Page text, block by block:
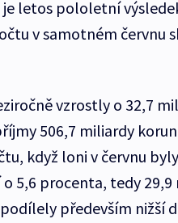
letos pololetní
v samotném červnu
vzrostly o 32,7
506,7 miliardy
když loni v červnu
5,6 procenta, tedy
především nižší